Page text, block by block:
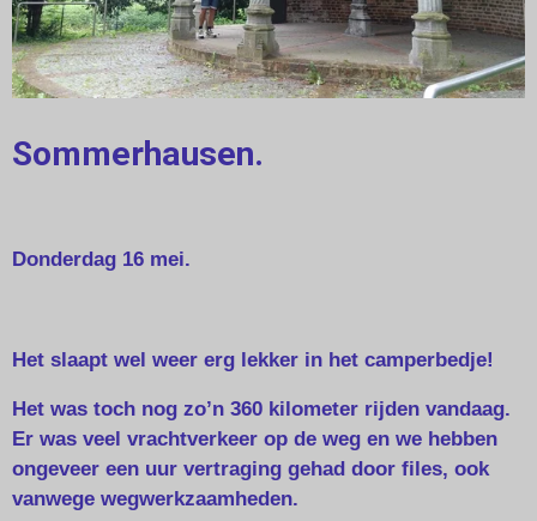
Sommerhausen.
Donderdag 16 mei.
Het slaapt wel weer erg lekker in het camperbedje!
Het was toch nog zo’n 360 kilometer rijden vandaag.
Er was veel vrachtverkeer op de weg en we hebben
ongeveer een uur vertraging gehad door files, ook
vanwege wegwerkzaamheden.